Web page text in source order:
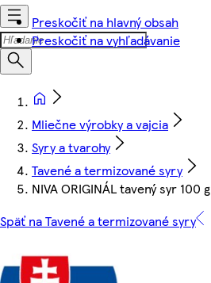
Preskočiť na hlavný obsah
Preskočiť na vyhľadávanie
Mliečne výrobky a vajcia
Syry a tvarohy
Tavené a termizované syry
NIVA ORIGINÁL tavený syr 100 g
Späť na Tavené a termizované syry